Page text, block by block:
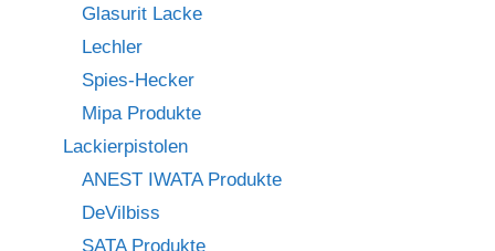
Glasurit Lacke
Lechler
Spies-Hecker
Mipa Produkte
Lackierpistolen
ANEST IWATA Produkte
DeVilbiss
SATA Produkte